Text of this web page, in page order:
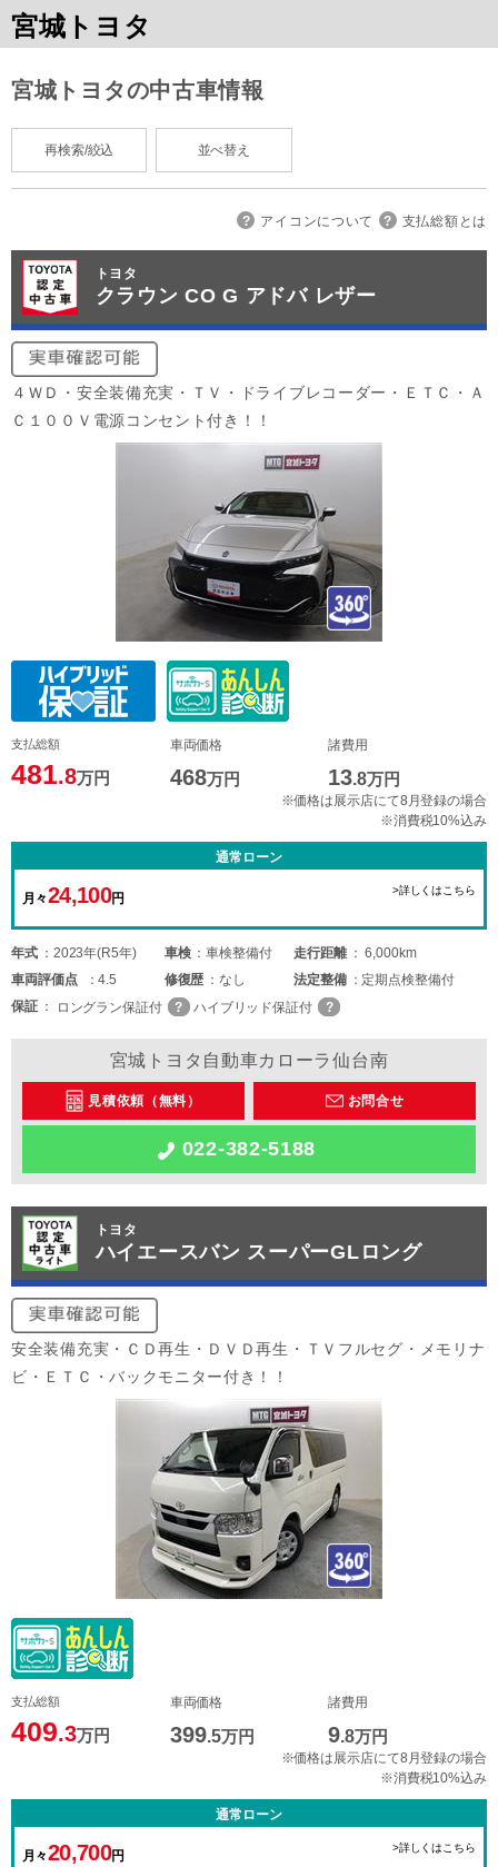
宮城トヨタ
宮城トヨタの中古車情報
再検索/絞込 並べ替え
アイコンについて 支払総額とは
トヨタ
クラウン CO G アドバ レザー
４ＷＤ・安全装備充実・ＴＶ・ドライブレコーダー・ＥＴＣ・Ａ
Ｃ１００Ｖ電源コンセント付き！！
支払総額
481.8万円
車両価格
468万円
諸費用
13.8万円
※価格は展示店にて8月登録の場合
※消費税10%込み
通常ローン
月々24,100円
>詳しくはこちら
年式 2023年(R5年) 車検 車検整備付 走行距離
6,000km
車両評価点 4.5 修復歴 なし 法定整備
定期点検整備付
保証
ロングラン保証付 ハイブリッド保証付
宮城トヨタ自動車カローラ仙台南
見積依頼（無料） お問合せ
022-382-5188
トヨタ
ハイエースバン スーパーGLロング
安全装備充実・ＣＤ再生・ＤＶＤ再生・ＴＶフルセグ・メモリナ
ビ・ＥＴＣ・バックモニター付き！！
支払総額
409.3万円
車両価格
399.5万円
諸費用
9.8万円
※価格は展示店にて8月登録の場合
※消費税10%込み
通常ローン
月々20,700円
>詳しくはこちら